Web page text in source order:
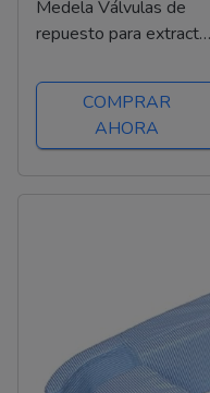
Medela Válvulas de
repuesto para extractor
- Piezas de repuesto
para sacaleches
Medela Swing, Mini
COMPRAR
AHORA